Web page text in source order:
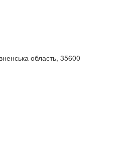
область, 35600